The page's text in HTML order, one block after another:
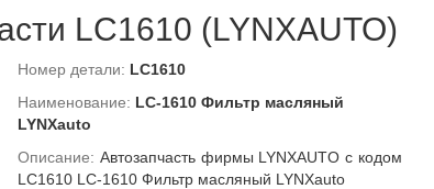
LC1610 (LYNXAUTO)
Номер детали: LC1610
Наименование: LC-1610 Фильтр масляный
LYNXauto
Описание: Автозапчасть фирмы LYNXAUTO с кодом
LC1610 LC-1610 Фильтр масляный LYNXauto